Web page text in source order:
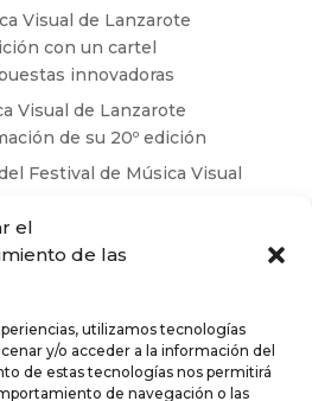
el
de las
utilizamos tecnologías
y/o acceder a la información del
de estas tecnologías nos permitirá
de navegación o las
Visual de Lanzarote
con un cartel
innovadoras
Visual de Lanzarote
de su 20º edición
Festival de Música Visual
Visual de Lanzarote regresa
edición que
internacional
Meyer y Anouar Brahem
del 19º Festival
Lanzarote